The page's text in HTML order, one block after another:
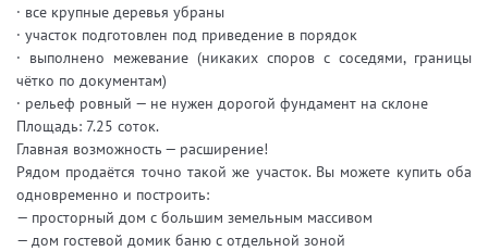
· все крупные деревья убраны
· участок подготовлен под приведение в порядок
· выполнено межевание (никаких споров с соседями, границы
чётко по документам)
· рельеф ровный — не нужен дорогой фундамент на склоне
Площадь: 7.25 соток.
Главная возможность — расширение!
Рядом продаётся точно такой же участок. Вы можете купить оба
одновременно и построить:
— просторный дом с большим земельным массивом
— дом гостевой домик баню с отдельной зоной